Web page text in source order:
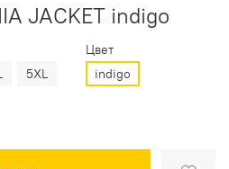
JACKET indigo
5XL
Цвет
indigo